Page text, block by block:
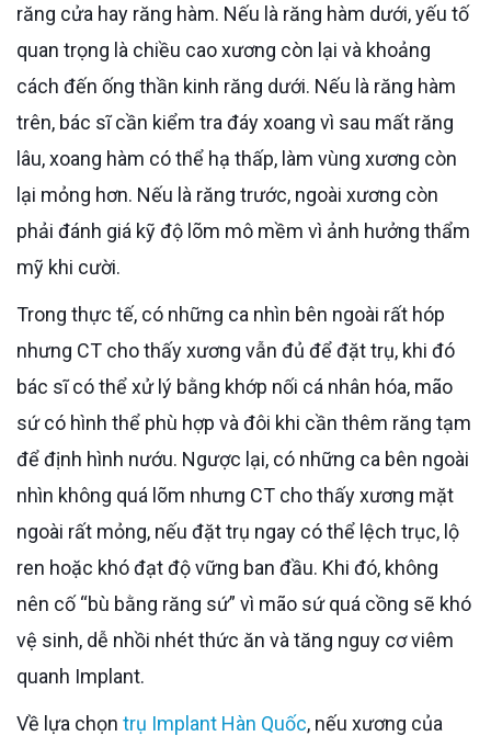
răng cửa hay răng hàm. Nếu là răng hàm dưới, yếu tố
quan trọng là chiều cao xương còn lại và khoảng
cách đến ống thần kinh răng dưới. Nếu là răng hàm
trên, bác sĩ cần kiểm tra đáy xoang vì sau mất răng
lâu, xoang hàm có thể hạ thấp, làm vùng xương còn
lại mỏng hơn. Nếu là răng trước, ngoài xương còn
phải đánh giá kỹ độ lõm mô mềm vì ảnh hưởng thẩm
mỹ khi cười.
Trong thực tế, có những ca nhìn bên ngoài rất hóp
nhưng CT cho thấy xương vẫn đủ để đặt trụ, khi đó
bác sĩ có thể xử lý bằng khớp nối cá nhân hóa, mão
sứ có hình thể phù hợp và đôi khi cần thêm răng tạm
để định hình nướu. Ngược lại, có những ca bên ngoài
nhìn không quá lõm nhưng CT cho thấy xương mặt
ngoài rất mỏng, nếu đặt trụ ngay có thể lệch trục, lộ
ren hoặc khó đạt độ vững ban đầu. Khi đó, không
nên cố “bù bằng răng sứ” vì mão sứ quá cồng sẽ khó
vệ sinh, dễ nhồi nhét thức ăn và tăng nguy cơ viêm
quanh Implant.
Về lựa chọn trụ Implant Hàn Quốc, nếu xương của